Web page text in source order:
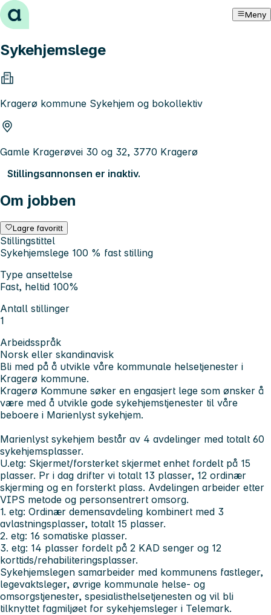
Hopp til innhold Meny
Sykehjemslege
Kragerø kommune Sykehjem og bokollektiv
Gamle Kragerøvei 30 og 32, 3770 Kragerø
Stillingsannonsen er inaktiv.
Om jobben
Lagre favoritt
Stillingstittel
Sykehjemslege 100 % fast stilling
Type ansettelse
Fast, heltid 100%
Antall stillinger
1
Arbeidsspråk
Norsk eller skandinavisk
Bli med på å utvikle våre kommunale helsetjenester i
Kragerø kommune.
Kragerø Kommune søker en engasjert lege som ønsker å
være med å utvikle gode sykehjemstjenester til våre
beboere i Marienlyst sykehjem.
Marienlyst sykehjem består av 4 avdelinger med totalt 60
sykehjemsplasser.
U.etg: Skjermet/forsterket skjermet enhet fordelt på 15
plasser. Pr i dag drifter vi totalt 13 plasser, 12 ordinær
skjerming og en forsterkt plass. Avdelingen arbeider etter
VIPS metode og personsentrert omsorg.
1. etg: Ordinær demensavdeling kombinert med 3
avlastningsplasser, totalt 15 plasser.
2. etg: 16 somatiske plasser.
3. etg: 14 plasser fordelt på 2 KAD senger og 12
korttids/rehabiliteringsplasser.
Sykehjemslegen samarbeider med kommunens fastleger,
legevaktsleger, øvrige kommunale helse- og
omsorgstjenester, spesialisthelsetjenesten og vil bli
tilknyttet fagmiljøet for sykehjemsleger i Telemark.